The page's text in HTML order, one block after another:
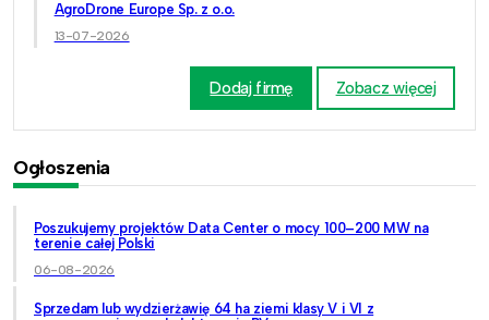
AgroDrone Europe Sp. z o.o.
13-07-2026
Dodaj firmę Zobacz więcej
Ogłoszenia
Poszukujemy projektów Data Center o mocy 100–200 MW na
terenie całej Polski
06-08-2026
Sprzedam lub wydzierżawię 64 ha ziemi klasy V i VI z